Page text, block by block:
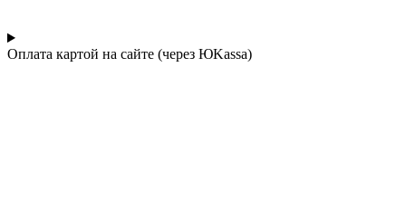
Оплата картой на сайте (через ЮKassa)